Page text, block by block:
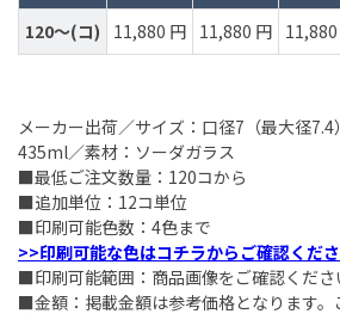
120～(コ)
11,880 円 11,880 円
メーカー出荷／サイズ：口径7（最大径
435ml／素材：ソーダガラス
■最低ご注文数量：120コから
■追加単位：12コ単位
■印刷可能色数：4色まで
>>印刷可能な色はコチラからご確認くださ
■印刷可能範囲：商品画像をご確認くださ
■金額：掲載金額は参考価格となります。